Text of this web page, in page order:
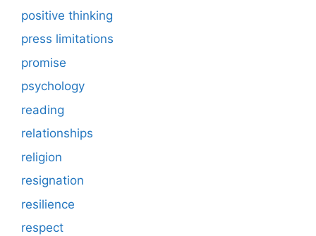
positive thinking
press limitations
promise
psychology
reading
relationships
religion
resignation
resilience
respect